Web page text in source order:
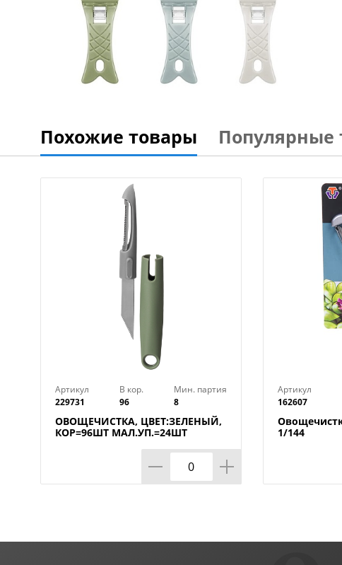
Похожие товары Популярные
Артикул
229731
В кор.
96
Мин. партия
8
ОВОЩЕЧИСТКА, ЦВЕТ:ЗЕЛЕНЫЙ,
КОР=96ШТ МАЛ.УП.=24ШТ
Артикул
162607
1/144